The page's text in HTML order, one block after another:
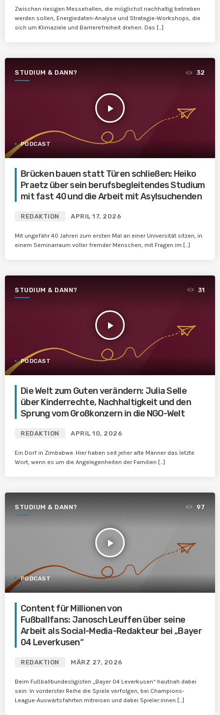
Zwischen riesigen Messehallen, die möglichst nachhaltig betrieben
werden sollen, Energiedaten-Analyse und Strategie-Workshops, die
sich um Klimaziele und Barrierefreiheit drehen: Das […]
STUDIUM & DANN?
play_arrow
32
PODCAST
Brücken bauen statt Türen schließen: Heiko
Praetz über sein berufsbegleitendes Studium
mit fast 40 und die Arbeit mit Asylsuchenden
REDAKTION APRIL 17, 2026
Mit ungefähr 40 Jahren zum ersten Mal an einer Universität sitzen, in
einem Seminarraum voller fremder Menschen, mit Fragen im […]
STUDIUM & DANN?
play_arrow
31
PODCAST
Die Welt zum Guten verändern: Julia Selle
über Kinderrechte, Nachhaltigkeit und den
Sprung vom Großkonzern in die NGO-Welt
REDAKTION APRIL 10, 2026
Ein Dorf in Zimbabwe. Hier haben seit jeher alte Männer das letzte
Wort, wenn es um die Angelegenheiten der Familien […]
STUDIUM & DANN?
play_arrow
97
PODCAST
Content für Millionen von
Fußballfans: Janosch Leuffen über seine
Arbeit als Social-Media-Redakteur bei „Bayer
04 Leverkusen“
REDAKTION MÄRZ 27, 2026
Beim Fußballbundesligisten „Bayer 04 Leverkusen“ hautnah dabei
sein: In vorderster Reihe die Spiele verfolgen, bei Champions-
League-Auswärtsfahrten mitreisen und dabei Spieler:innen […]